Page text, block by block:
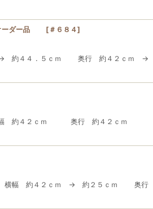
ーダー品 [＃６８４]
→ 約４４．５ｃｍ 奥行 約４２ｃｍ →
ｍ 横幅 約４２ｃｍ 奥行 約４２ｃ
横幅 約４２ｃｍ → 約２５ｃｍ 奥行